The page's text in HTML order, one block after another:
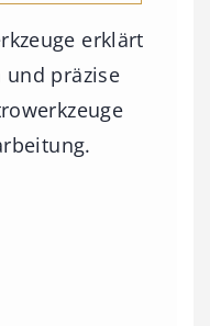
erklärt
und präzise